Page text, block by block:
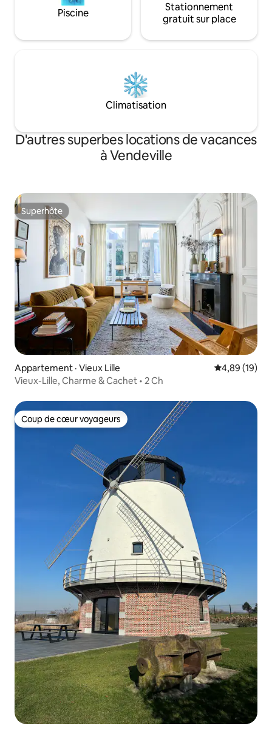
Piscine
Stationnement
gratuit sur place
Climatisation
D'autres superbes locations de vacances
à Vendeville
Superhôte
Superhôte
Appartement · Vieux Lille Note
4,89 (19)
Vieux-Lille, Charme & Cachet • 2 Ch
Coup de cœur voyageurs
Coup de cœur voyageurs